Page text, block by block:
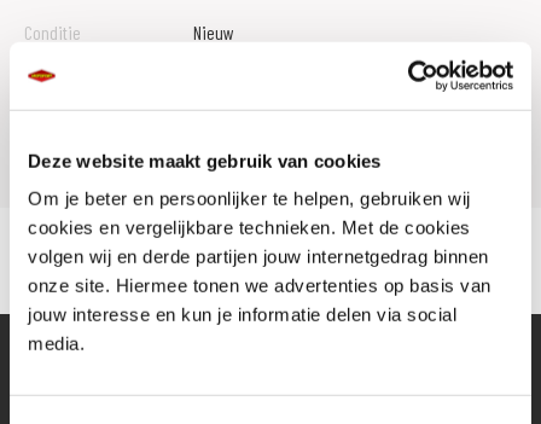
Deze website maakt gebruik van cookies
Om je beter en persoonlijker te helpen, gebruiken wij
cookies en vergelijkbare technieken. Met de cookies
volgen wij en derde partijen jouw internetgedrag binnen
onze site. Hiermee tonen we advertenties op basis van
jouw interesse en kun je informatie delen via social
media.
Conditie
Nieuw
Rijbewijs type